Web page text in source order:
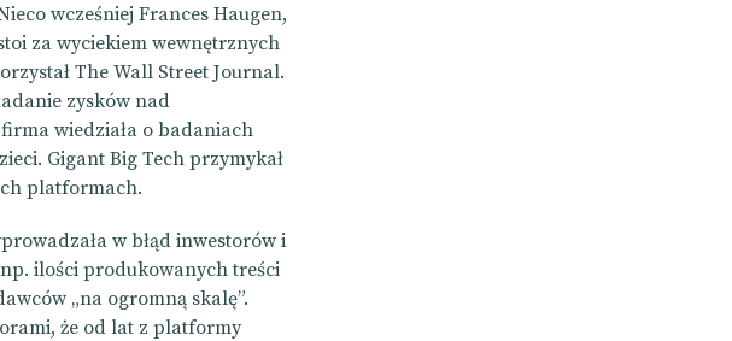
wcześniej Frances Haugen,
za wyciekiem wewnętrznych
The Wall Street Journal.
zysków nad
wiedziała o badaniach
Gigant Big Tech przymykał
platformach.
w błąd inwestorów i
ilości produkowanych treści
„na ogromną skalę”.
że od lat z platformy